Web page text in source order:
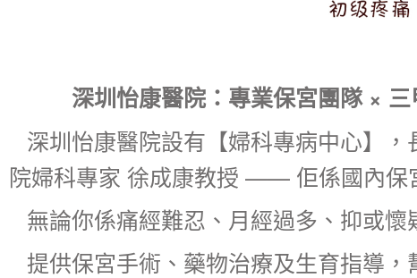
深圳怡康醫院：專業保宮團隊 × 三
深圳怡康醫院設有【婦科專病中心】
院婦科專家 徐成康教授 —— 佢係國內保
無論你係痛經難忍、月經過多、抑或懷
提供保宮手術、藥物治療及生育指導